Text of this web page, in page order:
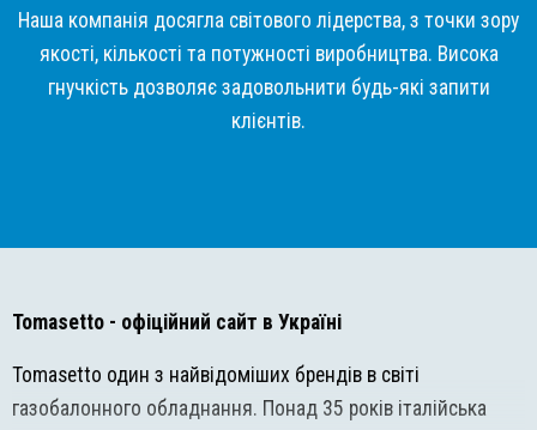
Наша компанія досягла світового лідерства, з точки зору
якості, кількості та потужності виробництва. Висока
гнучкість дозволяє задовольнити будь-які запити
клієнтів.
Tomasetto - офіційний сайт в Україні
Tomasetto один з найвідоміших брендів в світі
газобалонного обладнання. Понад 35 років італійська